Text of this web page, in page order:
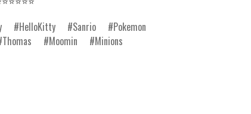
HelloKitty Sanrio
Pokemon
Thomas Moomin Minions